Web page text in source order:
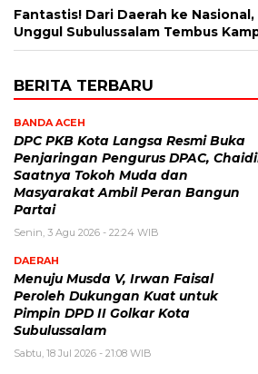
Fantastis! Dari Daerah ke Nasional,
Unggul Subulussalam Tembus
BERITA TERBARU
BANDA ACEH
DPC PKB Kota Langsa Resmi Buka
Penjaringan Pengurus DPAC,
Saatnya Tokoh Muda dan
Masyarakat Ambil Peran Bangun
Partai
Senin, 3 Agu 2026 - 22:24 WIB
DAERAH
Menuju Musda V, Irwan Faisal
Peroleh Dukungan Kuat untuk
Pimpin DPD II Golkar Kota
Subulussalam
Sabtu, 18 Jul 2026 - 21:08 WIB